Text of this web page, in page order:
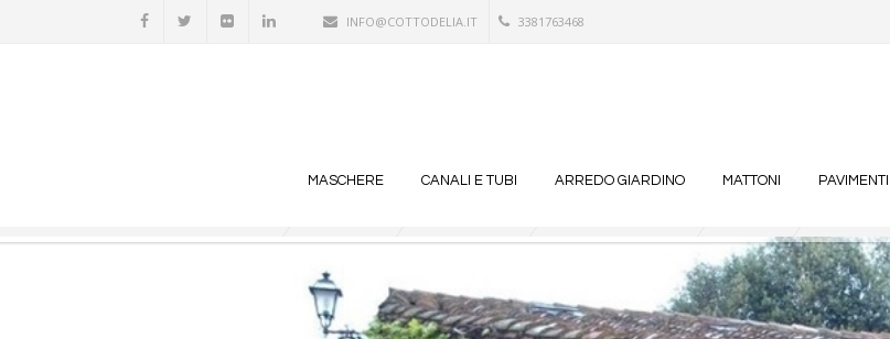
INFO@COTTODELIA.IT 3381763468
MASCHERE CANALI E TUBI ARREDO GIARDINO MATTONI PAVIMENTI